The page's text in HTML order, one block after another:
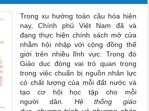
Trong xu hướng toàn cầu hóa hiện
nay, Chính phủ Việt Nam đã và
đang thực hiện chính sách mở cửa
nhằm hội nhập với cộng đồng thế
giới trên nhiều lĩnh vực. Trong đó
Giáo dục đóng vai trò quan trọng
trong việc chuẩn bị nguồn nhân lực
có chất lượng của mỗi đất nước và
tạo cơ hội học tập cho mỗi
người dân. Hệ thống giáo